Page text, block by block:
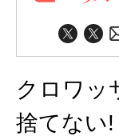
クロワッ
捨てない!